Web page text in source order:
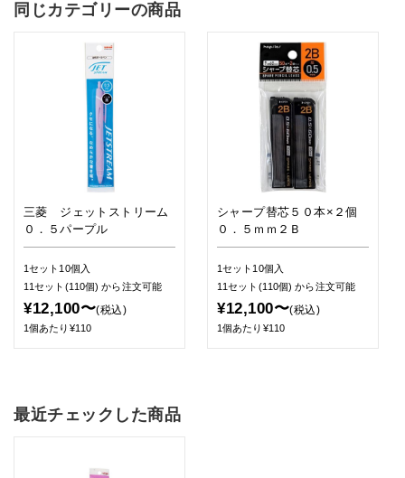
同じカテゴリーの商品
三菱 ジェットストリーム
０．５パープル
1セット10個入
11セット(110個)から注文可能
¥12,100〜(税込)
1個あたり¥110
シャープ替芯５０本×２個
０．５ｍｍ２Ｂ
1セット10個入
11セット(110個)から注文可能
¥12,100〜(税込)
1個あたり¥110
最近チェックした商品